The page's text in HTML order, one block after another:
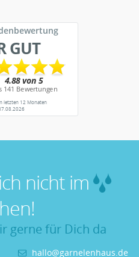
GUT
letzten 12 Monaten
nicht im
gerne für Dich da
hallo@garnelenhaus.de